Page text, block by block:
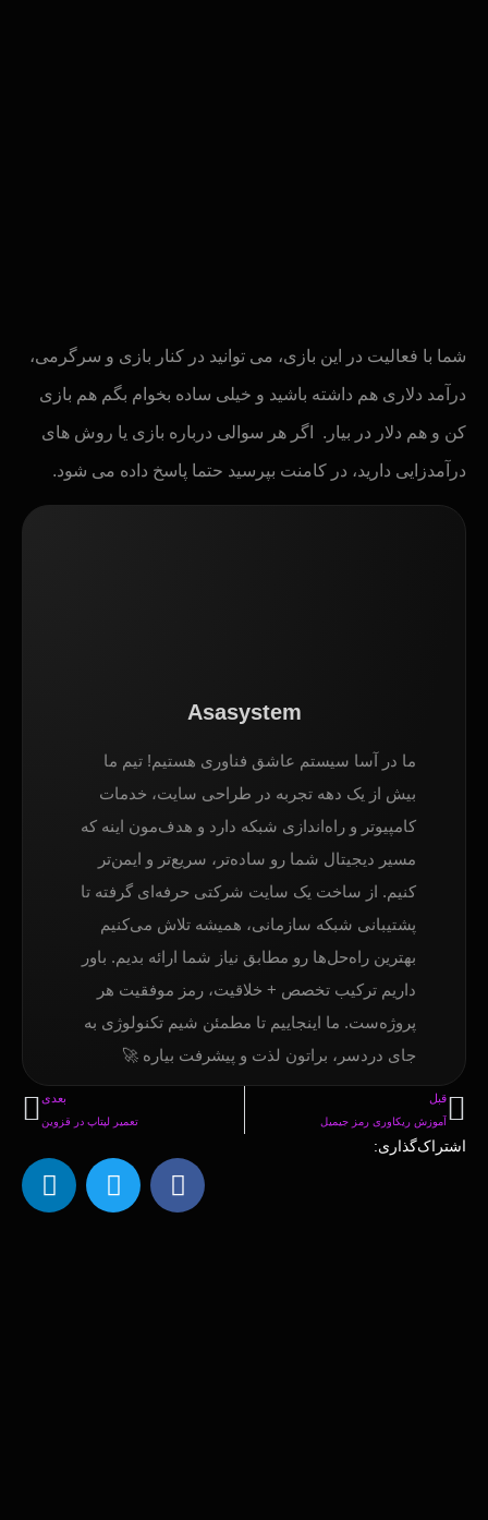
شما با فعالیت در این بازی، می توانید در کنار بازی و سرگرمی،
درآمد دلاری هم داشته باشید و خیلی ساده بخوام بگم هم بازی
کن و هم دلار در بیار. اگر هر سوالی درباره بازی یا روش های
درآمدزایی دارید، در کامنت بپرسید حتما پاسخ داده می شود.
Asasystem
ما در آسا سیستم عاشق فناوری هستیم! تیم ما
بیش از یک دهه تجربه در طراحی سایت، خدمات
کامپیوتر و راه‌اندازی شبکه دارد و هدف‌مون اینه که
مسیر دیجیتال شما رو ساده‌تر، سریع‌تر و ایمن‌تر
کنیم. از ساخت یک سایت شرکتی حرفه‌ای گرفته تا
پشتیبانی شبکه سازمانی، همیشه تلاش می‌کنیم
بهترین راه‌حل‌ها رو مطابق نیاز شما ارائه بدیم. باور
داریم ترکیب تخصص + خلاقیت، رمز موفقیت هر
پروژه‌ست. ما اینجاییم تا مطمئن شیم تکنولوژی به
جای دردسر، براتون لذت و پیشرفت بیاره 🚀
قبل
آموزش ریکاوری رمز جیمیل
بعدی
تعمیر لپتاپ در قزوین
اشتراک‌گذاری: